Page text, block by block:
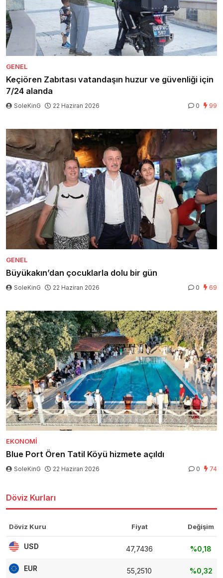
GENEL
Keçiören Zabıtası vatandaşın huzur ve güvenliği için
7/24 alanda
SoleKinG 22 Haziran 2026 0 99
GENEL
Büyükakın’dan çocuklarla dolu bir gün
SoleKinG 22 Haziran 2026 0 69
EKONOMI
Blue Port Ören Tatil Köyü hizmete açıldı
SoleKinG 22 Haziran 2026 0 74
Döviz Kurları
Döviz Kuru Fiyat Değişim
USD 47,7436 %0,18
EUR 55,2510 %0,32